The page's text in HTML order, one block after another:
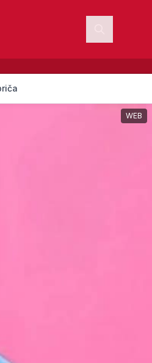
WEB